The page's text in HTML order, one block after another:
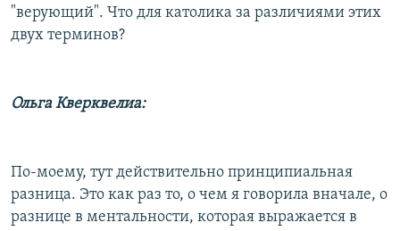
"верующий". Что для католика за различиями этих
двух терминов?
Ольга Кверквелиа:
По-моему, тут действительно принципиальная
разница. Это как раз то, о чем я говорила вначале, о
разнице в ментальности, которая выражается в